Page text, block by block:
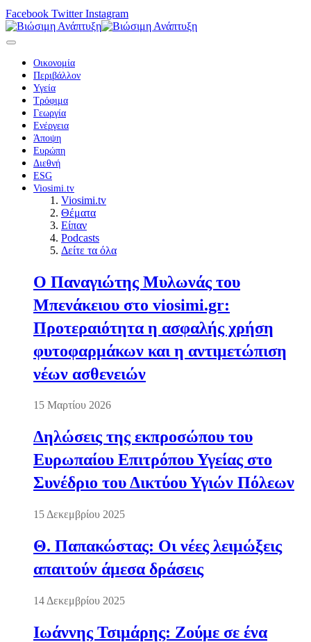
Facebook Twitter Instagram
Οικονομία
Περιβάλλον
Υγεία
Τρόφιμα
Γεωργία
Ενέργεια
Άποψη
Ευρώπη
Διεθνή
ESG
Viosimi.tv
Viosimi.tv
Θέματα
Είπαν
Podcasts
Δείτε τα όλα
Ο Παναγιώτης Μυλωνάς του
Μπενάκειου στο viosimi.gr:
Προτεραιότητα η ασφαλής χρήση
φυτοφαρμάκων και η αντιμετώπιση
νέων ασθενειών
15 Μαρτίου 2026
Δηλώσεις της εκπροσώπου του
Ευρωπαίου Επιτρόπου Υγείας στο
Συνέδριο του Δικτύου Υγιών Πόλεων
15 Δεκεμβρίου 2025
Θ. Παπακώστας: Οι νέες λειμώξεις
απαιτούν άμεσα δράσεις
14 Δεκεμβρίου 2025
Ιωάννης Τσιμάρης: Ζούμε σε ένα